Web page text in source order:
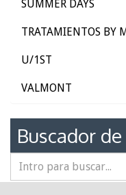
SUMMER DAYS
TRATAMIENTOS BY
U/1ST
VALMONT
Buscador